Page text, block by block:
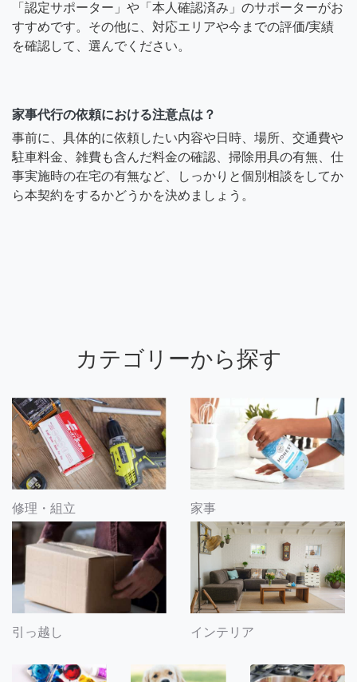
「認定サポーター」や「本人確認済み」のサポーターがお
すすめです。その他に、対応エリアや今までの評価/実績
を確認して、選んでください。
家事代行の依頼における注意点は？
事前に、具体的に依頼したい内容や日時、場所、交通費や
駐車料金、雑費も含んだ料金の確認、掃除用具の有無、仕
事実施時の在宅の有無など、しっかりと個別相談をしてか
ら本契約をするかどうかを決めましょう。
カテゴリーから探す
修理・組立 家事
引っ越し インテリア